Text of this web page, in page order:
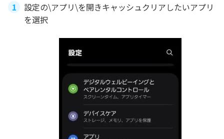
設定の\アプリ\を開きキャッシュクリアしたいアプリ
を選択